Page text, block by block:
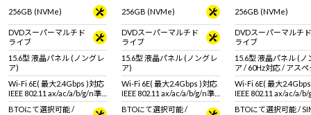
256GB (NVMe)
DVDスーパーマルチド
ライブ
15.6型 液晶パネル (ノングレ
ア)
Wi-Fi 6E( 最大2.4Gbps )対応
IEEE 802.11 ax/ac/a/b/g/n準
拠 ＋ Bluetooth 5内蔵
BTOにて選択可能 /
256GB (NVMe)
DVDスーパーマルチド
ライブ
15.6型 液晶パネル (ノングレ
ア)
Wi-Fi 6E( 最大2.4Gbps )対応
IEEE 802.11 ax/ac/a/b/g/n準
拠 ＋ Bluetooth 5内蔵
BTOにて選択可能 /
256GB (NVMe)
DVDスーパーマルチド
ライブ
15.6型 液晶パネル (ノ
ア / 60Hz対応 / アス
16:9)
Wi-Fi 6E( 最大
IEEE 802.11 ax/ac/a/
拠 ＋ Bluetooth 5内蔵
BTOにて選択可能 /